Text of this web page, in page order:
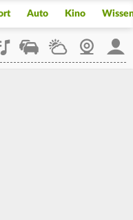
Auto Kino
StaupilotWetterWebcam